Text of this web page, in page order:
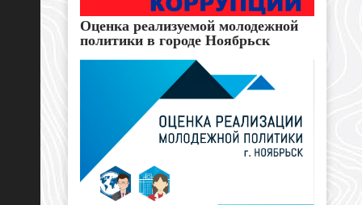
Оценка реализуемой молодежной
политики в городе Ноябрьск